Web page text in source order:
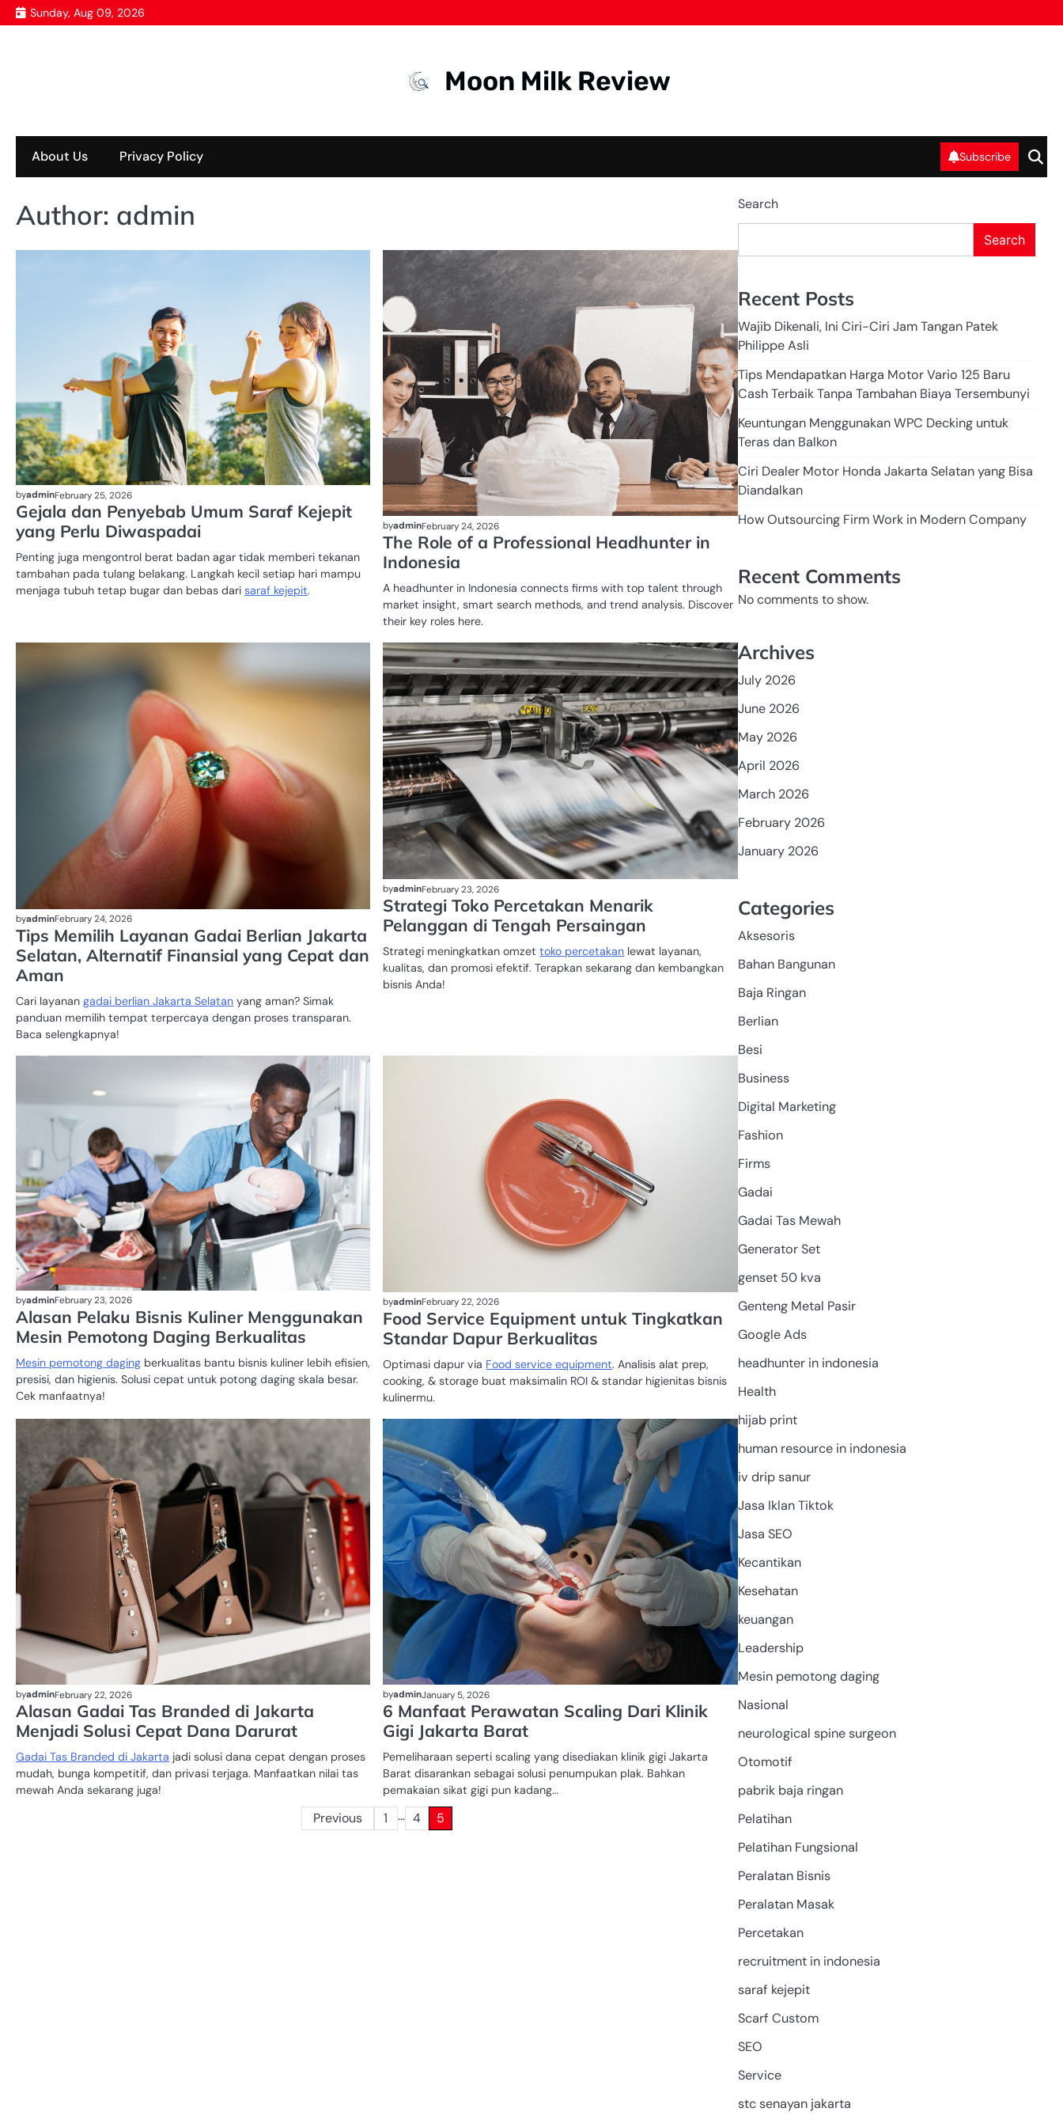
Skip
to
Sunday, Aug 09, 2026
Moon Milk Review
About Us Privacy Policy Subscribe
Author: admin
SARAF
KEJEPIT
byadminFebruary 25, 2026
Gejala dan Penyebab Umum Saraf Kejepit
yang Perlu Diwaspadai
Penting juga mengontrol berat badan agar tidak memberi tekanan
tambahan pada tulang belakang. Langkah kecil setiap hari mampu
menjaga tubuh tetap bugar dan bebas dari saraf kejepit.
HEADHUNTER
INDONESIA
RECRUITMENT
byadminFebruary 24, 2026
The Role of a Professional Headhunter in
Indonesia
A headhunter in Indonesia connects firms with top talent through
market insight, smart search methods, and trend analysis. Discover
their key roles here.
GADAI
byadminFebruary 24, 2026
Tips Memilih Layanan Gadai Berlian Jakarta
Selatan, Alternatif Finansial yang Cepat dan
Aman
Cari layanan gadai berlian Jakarta Selatan yang aman? Simak
panduan memilih tempat terpercaya dengan proses transparan.
Baca selengkapnya!
PERCETAKAN
byadminFebruary 23, 2026
Strategi Toko Percetakan Menarik
Pelanggan di Tengah Persaingan
Strategi meningkatkan omzettoko percetakan lewat layanan,
kualitas, dan promosi efektif. Terapkan sekarang dan kembangkan
bisnis Anda!
byadminFebruary 23, 2026
Alasan Pelaku Bisnis Kuliner Menggunakan
Mesin Pemotong Daging Berkualitas
Mesin pemotong daging berkualitas bantu bisnis kuliner lebih efisien,
presisi, dan higienis. Solusi cepat untuk potong daging skala besar.
Cek manfaatnya!
byadminFebruary 22, 2026
Food Service Equipment untuk Tingkatkan
Standar Dapur Berkualitas
Optimasi dapur via Food service equipment. Analisis alat prep,
cooking, & storage buat maksimalin ROI & standar higienitas bisnis
kulinermu.
GADAI
MEWAH
byadminFebruary 22, 2026
Alasan Gadai Tas Branded di Jakarta
Menjadi Solusi Cepat Dana Darurat
Gadai Tas Branded di Jakarta jadi solusi dana cepat dengan proses
mudah, bunga kompetitif, dan privasi terjaga. Manfaatkan nilai tas
mewah Anda sekarang juga!
UNCATEGORIZED
byadminJanuary 5, 2026
6 Manfaat Perawatan Scaling Dari Klinik
Gigi Jakarta Barat
Pemeliharaan seperti scaling yang disediakan klinik gigi Jakarta
Barat disarankan sebagai solusi penumpukan plak. Bahkan
pemakaian sikat gigi pun kadang…
Previous 1 … 4 5
Search
Search
Recent Posts
Wajib Dikenali, Ini Ciri-Ciri Jam Tangan Patek
Philippe Asli
Tips Mendapatkan Harga Motor Vario 125 Baru
Cash Terbaik Tanpa Tambahan Biaya Tersembunyi
Keuntungan Menggunakan WPC Decking untuk
Teras dan Balkon
Ciri Dealer Motor Honda Jakarta Selatan yang Bisa
Diandalkan
How Outsourcing Firm Work in Modern Company
Recent Comments
No comments to show.
Archives
July 2026
June 2026
May 2026
April 2026
March 2026
February 2026
January 2026
Categories
Aksesoris
Bahan Bangunan
Baja Ringan
Berlian
Besi
Business
Digital Marketing
Fashion
Firms
Gadai
Gadai Tas Mewah
Generator Set
genset 50 kva
Genteng Metal Pasir
Google Ads
headhunter in indonesia
Health
hijab print
human resource in indonesia
iv drip sanur
Jasa Iklan Tiktok
Jasa SEO
Kecantikan
Kesehatan
keuangan
Leadership
Mesin pemotong daging
Nasional
neurological spine surgeon
Otomotif
pabrik baja ringan
Pelatihan
Pelatihan Fungsional
Peralatan Bisnis
Peralatan Masak
Percetakan
recruitment in indonesia
saraf kejepit
Scarf Custom
SEO
Service
stc senayan jakarta